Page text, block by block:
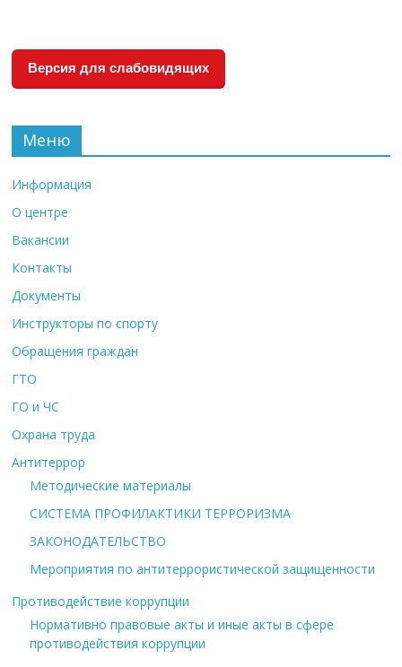
Версия для слабовидящих
Меню
Информация
О центре
Вакансии
Контакты
Документы
Инструкторы по спорту
Обращения граждан
ГТО
ГО и ЧС
Охрана труда
Антитеррор
Методические материалы
СИСТЕМА ПРОФИЛАКТИКИ ТЕРРОРИЗМА
ЗАКОНОДАТЕЛЬСТВО
Мероприятия по антитеррористической защищенности
Противодействие коррупции
Нормативно правовые акты и иные акты в сфере
противодействия коррупции